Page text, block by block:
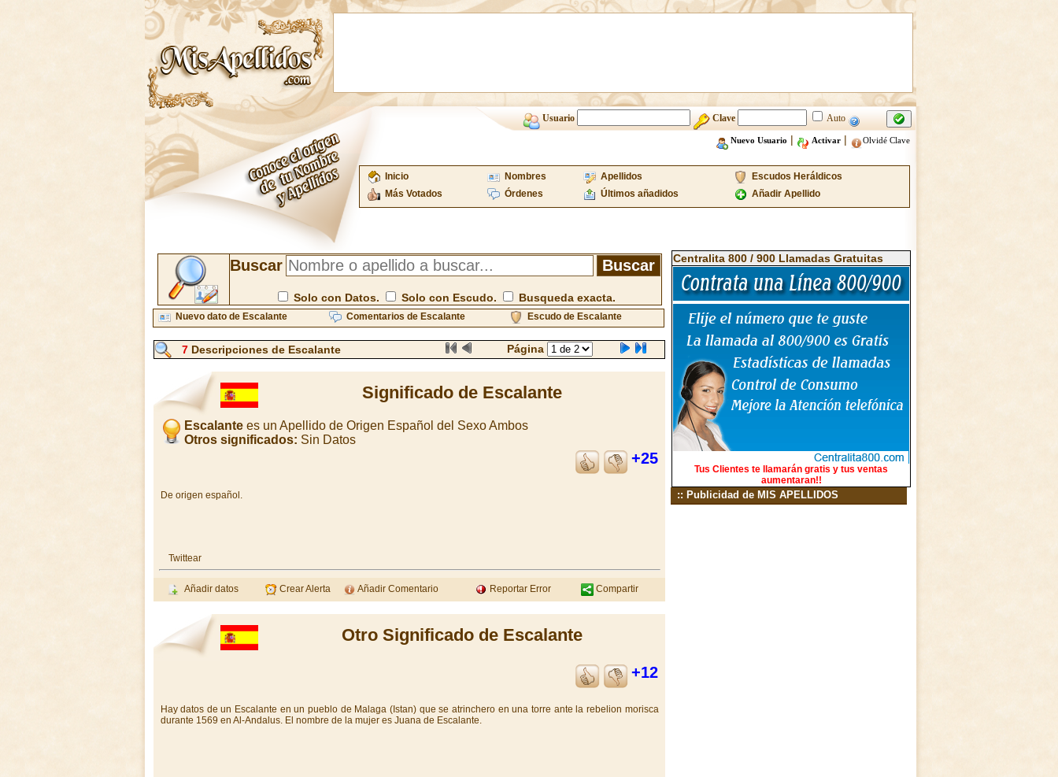
Usuario Clave Auto
Nuevo Usuario | Activar| Olvidé Clave
Inicio Nombres Apellidos
Escudos Heráldicos
Más Votados
Órdenes Últimos añadidos Añadir Apellido
Buscar
Solo con Datos. Solo con Escudo. Busqueda exacta.
Nuevo dato de Escalante Comentarios de Escalante Escudo de Escalante
7 Descripciones de Escalante Página
Significado de Escalante
Escalantees un Apellido de Origen Español del Sexo Ambos
Otros significados: Sin Datos
+25
De origen español.
Twittear
Añadir datos Crear Alerta Añadir Comentario Reportar Error Compartir
Otro Significado de Escalante
+12
Hay datos de un Escalante en un pueblo de Malaga (Istan) que se atrinchero en una torre ante la rebelion morisca
durante 1569 en Al-Andalus. El nombre de la mujer es Juana de Escalante.
Centralita 800 / 900 Llamadas Gratuitas
Tus Clientes te llamarán gratis y tus ventas
aumentaran!!
:: Publicidad de MIS APELLIDOS